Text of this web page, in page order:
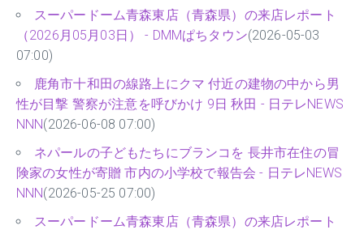
スーパードーム青森東店（青森県）の来店レポート
（2026月05月03日） - DMMぱちタウン(2026-05-03
07:00)
鹿角市十和田の線路上にクマ 付近の建物の中から男
性が目撃 警察が注意を呼びかけ 9日 秋田 - 日テレNEWS
NNN(2026-06-08 07:00)
ネパールの子どもたちにブランコを 長井市在住の冒
険家の女性が寄贈 市内の小学校で報告会 - 日テレNEWS
NNN(2026-05-25 07:00)
スーパードーム青森東店（青森県）の来店レポート